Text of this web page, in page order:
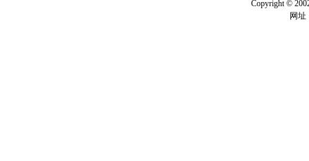
Copyright ©
网址